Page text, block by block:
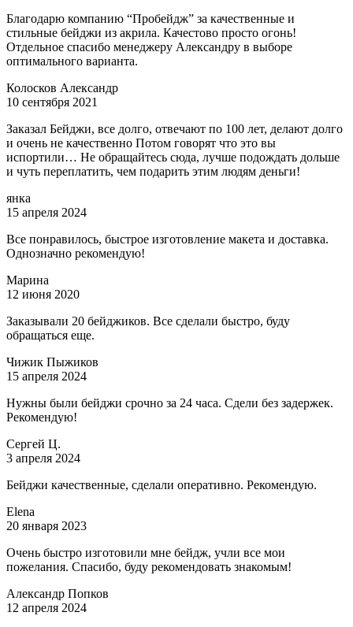
Благодарю компанию “Пробейдж” за качественные и
стильные бейджи из акрила. Качестово просто огонь!
Отдельное спасибо менеджеру Александру в выборе
оптимального варианта.
Колосков Александр
10 сентября 2021
Заказал Бейджи, все долго, отвечают по 100 лет, делают долго
и очень не качественно Потом говорят что это вы
испортили… Не обращайтесь сюда, лучше подождать дольше
и чуть переплатить, чем подарить этим людям деньги!
янка
15 апреля 2024
Все понравилось, быстрое изготовление макета и доставка.
Однозначно рекомендую!
Марина
12 июня 2020
Заказывали 20 бейджиков. Все сделали быстро, буду
обращаться еще.
Чижик Пыжиков
15 апреля 2024
Нужны были бейджи срочно за 24 часа. Сдели без задержек.
Рекомендую!
Сергей Ц.
3 апреля 2024
Бейджи качественные, сделали оперативно. Рекомендую.
Elena
20 января 2023
Очень быстро изготовили мне бейдж, учли все мои
пожелания. Спасибо, буду рекомендовать знакомым!
Александр Попков
12 апреля 2024